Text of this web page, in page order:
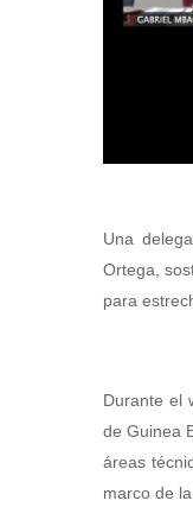
Una
Ortega,
para
Durante el
de Guinea
áreas
marco de